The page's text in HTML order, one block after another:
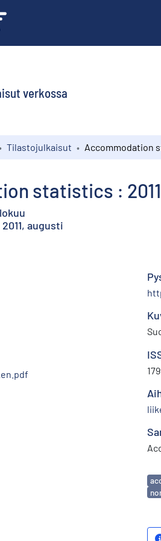
verkossa
Tilastojulkaisut
statistics :
augusti